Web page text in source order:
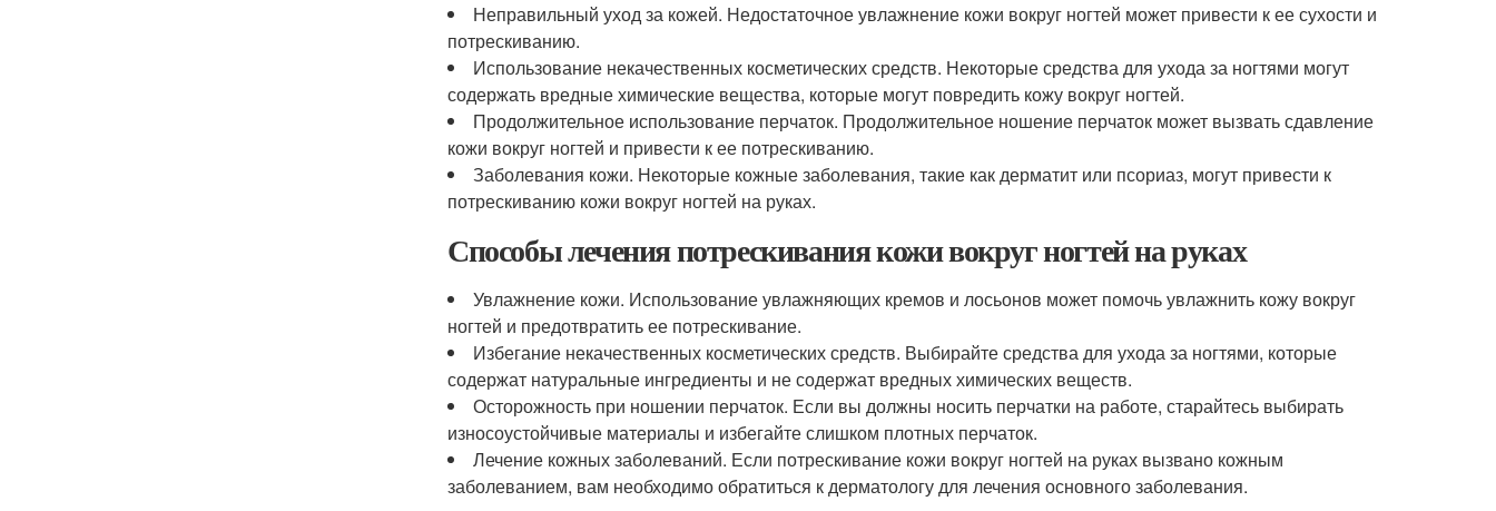
Неправильный уход за кожей. Недостаточное увлажнение кожи вокруг ногтей может привести к ее сухости и
потрескиванию.
Использование некачественных косметических средств. Некоторые средства для ухода за ногтями могут
содержать вредные химические вещества, которые могут повредить кожу вокруг ногтей.
Продолжительное использование перчаток. Продолжительное ношение перчаток может вызвать сдавление
кожи вокруг ногтей и привести к ее потрескиванию.
Заболевания кожи. Некоторые кожные заболевания, такие как дерматит или псориаз, могут привести к
потрескиванию кожи вокруг ногтей на руках.
Способы лечения потрескивания кожи вокруг ногтей на руках
Увлажнение кожи. Использование увлажняющих кремов и лосьонов может помочь увлажнить кожу вокруг
ногтей и предотвратить ее потрескивание.
Избегание некачественных косметических средств. Выбирайте средства для ухода за ногтями, которые
содержат натуральные ингредиенты и не содержат вредных химических веществ.
Осторожность при ношении перчаток. Если вы должны носить перчатки на работе, старайтесь выбирать
износоустойчивые материалы и избегайте слишком плотных перчаток.
Лечение кожных заболеваний. Если потрескивание кожи вокруг ногтей на руках вызвано кожным
заболеванием, вам необходимо обратиться к дерматологу для лечения основного заболевания.